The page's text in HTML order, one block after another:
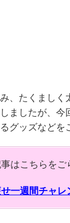
、たくまし
ましたが、
グッズなどを
はこちらをご
一週間チャレ